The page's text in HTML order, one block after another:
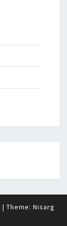
| Theme: Nisarg